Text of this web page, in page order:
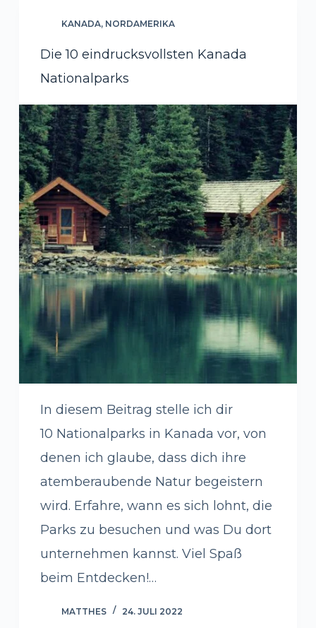
KANADA, NORDAMERIKA
Die 10 eindrucksvollsten Kanada
Nationalparks
In diesem Beitrag stelle ich dir
10 Nationalparks in Kanada vor, von
denen ich glaube, dass dich ihre
atemberaubende Natur begeistern
wird. Erfahre, wann es sich lohnt, die
Parks zu besuchen und was Du dort
unternehmen kannst. Viel Spaß
beim Entdecken!…
MATTHES 24. JULI 2022